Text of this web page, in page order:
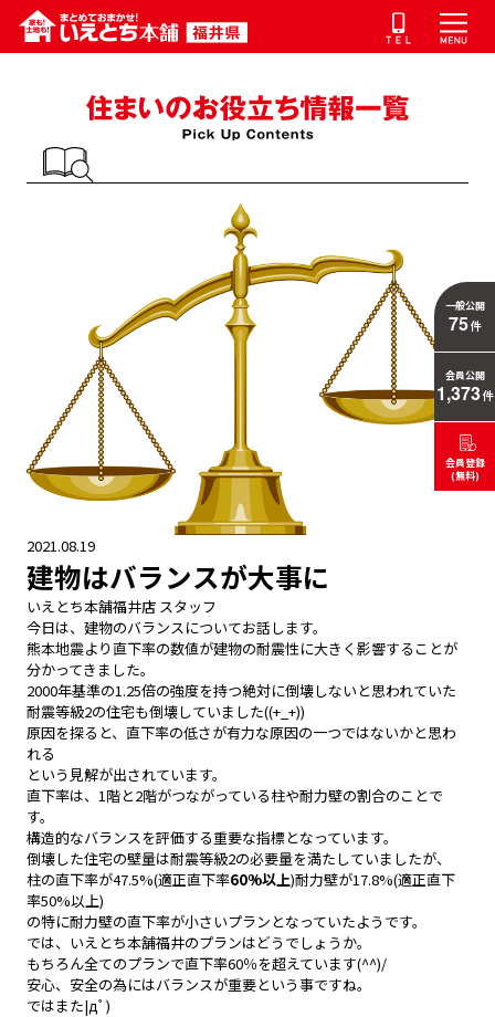
2021.08.19
建物はバランスが大事に
いえとち本舗福井店 スタッフ
今日は、建物のバランスについてお話します。
熊本地震より直下率の数値が建物の耐震性に大きく影響することが
分かってきました。
2000年基準の1.25倍の強度を持つ絶対に倒壊しないと思われていた
耐震等級2の住宅も倒壊していました((+_+))
原因を探ると、直下率の低さが有力な原因の一つではないかと思わ
れる
という見解が出されています。
直下率は、1階と2階がつながっている柱や耐力壁の割合のことで
す。
構造的なバランスを評価する重要な指標となっています。
倒壊した住宅の壁量は耐震等級2の必要量を満たしていましたが、
柱の直下率が47.5%(適正直下率60%以上)耐力壁が17.8%(適正直下
率50%以上)
の特に耐力壁の直下率が小さいプランとなっていたようです。
では、いえとち本舗福井のプランはどうでしょうか。
もちろん全てのプランで直下率60％を超えています(^^)/
安心、安全の為にはバランスが重要という事ですね。
ではまた|дﾟ)
一般公開
75件
会員公開
1,373件
会員登録
(無料)